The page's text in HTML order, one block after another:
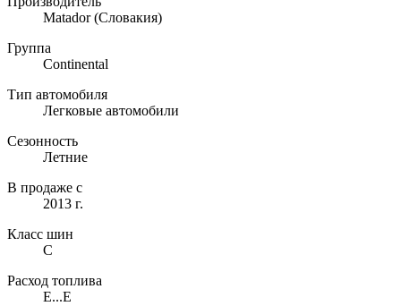
Matador(Словакия)
Группа
Continental
Тип автомобиля
Легковые автомобили
Сезонность
Летние
В продаже с
2013 г.
Класс шин
C
Расход топлива
E...E